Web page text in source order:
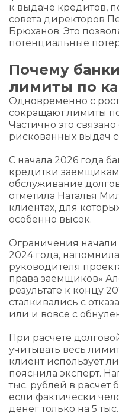
к выдаче кредитов,
совета директоров
Брюханов. Это
потенциальные
Почему
лимиты по
Одновременно с
сокращают лимиты
Частично это
рискованных выдач
С начала 2026 года
кредитки
обслуживание
отметила Наталья
клиентах, для
особенно высок.
Ограничения
2024 года,
руководителя
права заемщиков»
результате к концу
сталкивались с
или и вовсе с
При расчете
учитывать весь
клиент использует
пояснила эксперт.
тыс. рублей в расчет
если фактически
денег только на 5